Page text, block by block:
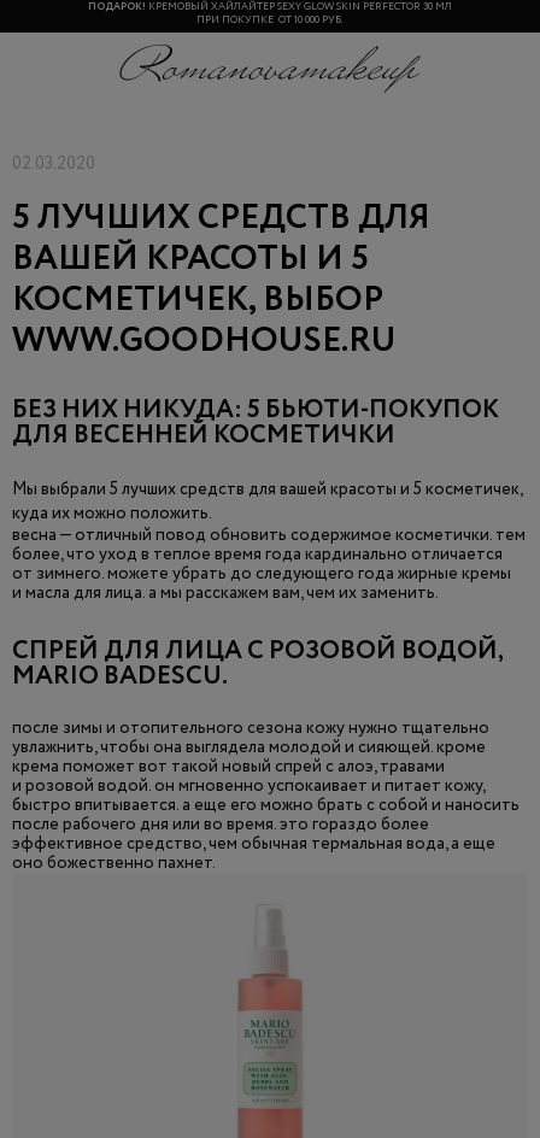
ПОДАРОК! КРЕМОВЫЙ ХАЙЛАЙТЕР SEXY GLOW SKIN PERFECTOR 30 МЛ
ПРИ ПОКУПКЕ ОТ 10 000 РУБ.
02.03.2020
5 ЛУЧШИХ СРЕДСТВ ДЛЯ
ВАШЕЙ КРАСОТЫ И 5
КОСМЕТИЧЕК, ВЫБОР
WWW.GOODHOUSE.RU
БЕЗ НИХ НИКУДА: 5 БЬЮТИ-ПОКУПОК
ДЛЯ ВЕСЕННЕЙ КОСМЕТИЧКИ
Мы выбрали 5 лучших средств для вашей красоты и 5 косметичек,
куда их можно положить.
весна — отличный повод обновить содержимое косметички. тем
более, что уход в теплое время года кардинально отличается
от зимнего. можете убрать до следующего года жирные кремы
и масла для лица. а мы расскажем вам, чем их заменить.
СПРЕЙ ДЛЯ ЛИЦА С РОЗОВОЙ ВОДОЙ,
MARIO BADESCU.
после зимы и отопительного сезона кожу нужно тщательно
увлажнить, чтобы она выглядела молодой и сияющей. кроме
крема поможет вот такой новый спрей с алоэ, травами
и розовой водой. он мгновенно успокаивает и питает кожу,
быстро впитывается. а еще его можно брать с собой и наносить
после рабочего дня или во время. это гораздо более
эффективное средство, чем обычная термальная вода, а еще
оно божественно пахнет.